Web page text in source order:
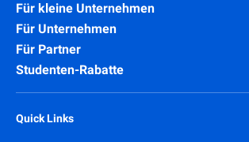
Für kleine Unternehmen
Für Unternehmen
Für Partner
Studenten-Rabatte
Quick Links